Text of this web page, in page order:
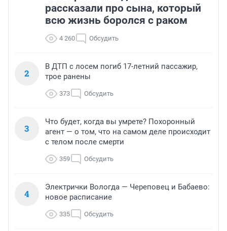
рассказали про сына, который
всю жизнь боролся с раком
4 260 Обсудить
2
В ДТП с лосем погиб 17-летний пассажир,
трое ранены
373 Обсудить
3
Что будет, когда вы умрете? Похоронный
агент — о том, что на самом деле происходит
с телом после смерти
359 Обсудить
4
Электрички Вологда — Череповец и Бабаево:
новое расписание
335 Обсудить